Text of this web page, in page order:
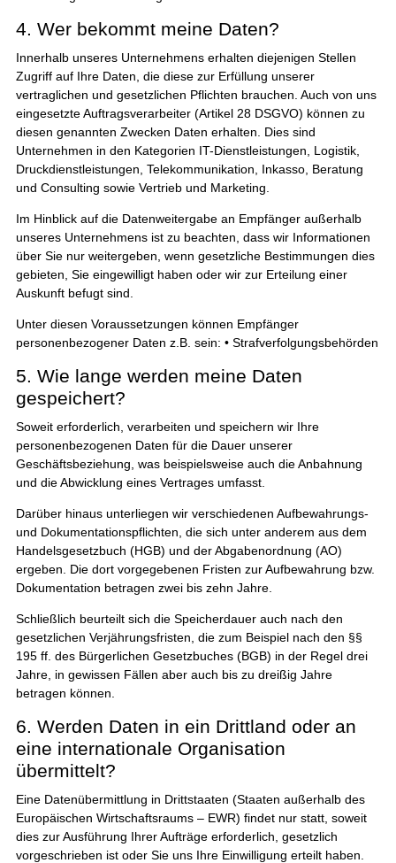
4. Wer bekommt meine Daten?
Innerhalb unseres Unternehmens erhalten diejenigen Stellen
Zugriff auf Ihre Daten, die diese zur Erfüllung unserer
vertraglichen und gesetzlichen Pflichten brauchen. Auch von uns
eingesetzte Auftragsverarbeiter (Artikel 28 DSGVO) können zu
diesen genannten Zwecken Daten erhalten. Dies sind
Unternehmen in den Kategorien IT-Dienstleistungen, Logistik,
Druckdienstleistungen, Telekommunikation, Inkasso, Beratung
und Consulting sowie Vertrieb und Marketing.
Im Hinblick auf die Datenweitergabe an Empfänger außerhalb
unseres Unternehmens ist zu beachten, dass wir Informationen
über Sie nur weitergeben, wenn gesetzliche Bestimmungen dies
gebieten, Sie eingewilligt haben oder wir zur Erteilung einer
Auskunft befugt sind.
Unter diesen Voraussetzungen können Empfänger
personenbezogener Daten z.B. sein: • Strafverfolgungsbehörden
5. Wie lange werden meine Daten
gespeichert?
Soweit erforderlich, verarbeiten und speichern wir Ihre
personenbezogenen Daten für die Dauer unserer
Geschäftsbeziehung, was beispielsweise auch die Anbahnung
und die Abwicklung eines Vertrages umfasst.
Darüber hinaus unterliegen wir verschiedenen Aufbewahrungs-
und Dokumentationspflichten, die sich unter anderem aus dem
Handelsgesetzbuch (HGB) und der Abgabenordnung (AO)
ergeben. Die dort vorgegebenen Fristen zur Aufbewahrung bzw.
Dokumentation betragen zwei bis zehn Jahre.
Schließlich beurteilt sich die Speicherdauer auch nach den
gesetzlichen Verjährungsfristen, die zum Beispiel nach den §§
195 ff. des Bürgerlichen Gesetzbuches (BGB) in der Regel drei
Jahre, in gewissen Fällen aber auch bis zu dreißig Jahre
betragen können.
6. Werden Daten in ein Drittland oder an
eine internationale Organisation
übermittelt?
Eine Datenübermittlung in Drittstaaten (Staaten außerhalb des
Europäischen Wirtschaftsraums – EWR) findet nur statt, soweit
dies zur Ausführung Ihrer Aufträge erforderlich, gesetzlich
vorgeschrieben ist oder Sie uns Ihre Einwilligung erteilt haben.